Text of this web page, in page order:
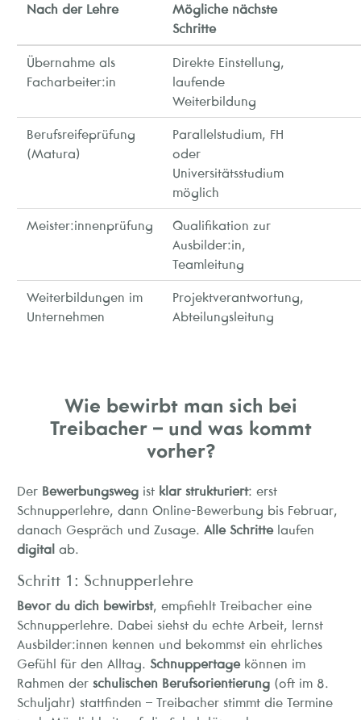
Nach der Lehre
Mögliche nächste
Schritte
Übernahme als
Facharbeiter:in
Direkte Einstellung,
laufende
Weiterbildung
Berufsreifeprüfung
(Matura)
Parallelstudium, FH
oder
Universitätsstudium
möglich
Meister:innenprüfung
Qualifikation zur
Ausbilder:in,
Teamleitung
Weiterbildungen im
Unternehmen
Projektverantwortung,
Abteilungsleitung
Wie bewirbt man sich bei
Treibacher – und was kommt
vorher?
Der Bewerbungsweg ist klar strukturiert: erst
Schnupperlehre, dann Online-Bewerbung bis Februar,
danach Gespräch und Zusage. Alle Schrittelaufen
digital ab.
Schritt 1: Schnupperlehre
Bevor du dich bewirbst, empfiehlt Treibacher eine
Schnupperlehre. Dabei siehst du echte Arbeit, lernst
Ausbilder:innen kennen und bekommst ein ehrliches
Gefühl für den Alltag. Schnuppertagekönnen im
Rahmen der schulischen Berufsorientierung (oft im 8.
Schuljahr) stattfinden – Treibacher stimmt die Termine